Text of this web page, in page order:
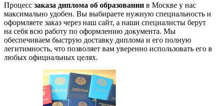
Процесс заказа диплома об образовании в Москве у нас
максимально удобен. Вы выбираете нужную специальность и
оформляете заказ через наш сайт, а наши специалисты берут
на себя всю работу по оформлению документа. Мы
обеспечиваем быструю доставку диплома и его полную
легитимность, что позволяет вам уверенно использовать его в
любых официальных целях.